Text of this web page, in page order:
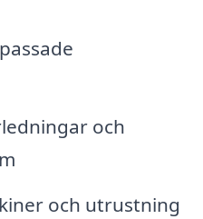
och
och utrustning